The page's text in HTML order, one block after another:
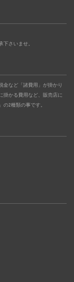
さいませ。
金など「諸費用」が掛かり
掛かる費用など、販売店に
2種類の事です。